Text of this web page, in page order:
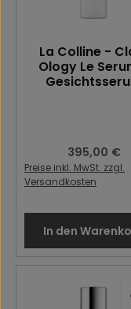
La Colline -
Ology Le
Regulärer
395,00 €
Preise inkl. MwSt. zzgl.
Versandkosten
In den